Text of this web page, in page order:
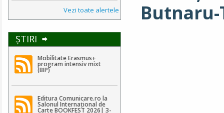
Vezi toate alertele
ŞTIRI
Mobilitate Erasmus+
program intensiv mixt
(BIP)
Editura Comunicare.ro la
Salonul Internațional de
Carte BOOKFEST 2026| 3-